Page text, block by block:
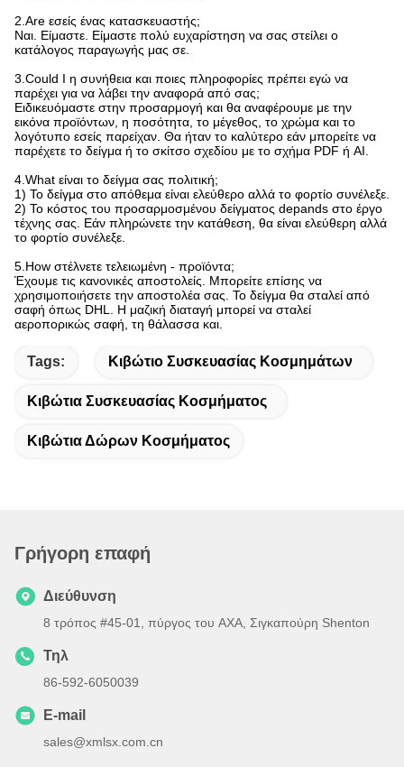
2.Are εσείς ένας κατασκευαστής;
Ναι. Είμαστε. Είμαστε πολύ ευχαρίστηση να σας στείλει ο
κατάλογος παραγωγής μας σε.
3.Could Ι η συνήθεια και ποιες πληροφορίες πρέπει εγώ να
παρέχει για να λάβει την αναφορά από σας;
Ειδικευόμαστε στην προσαρμογή και θα αναφέρουμε με την
εικόνα προϊόντων, η ποσότητα, το μέγεθος, το χρώμα και το
λογότυπο εσείς παρείχαν. Θα ήταν το καλύτερο εάν μπορείτε να
παρέχετε το δείγμα ή το σκίτσο σχεδίου με το σχήμα PDF ή AI.
4.What είναι το δείγμα σας πολιτική;
1) Το δείγμα στο απόθεμα είναι ελεύθερο αλλά το φορτίο συνέλεξε.
2) Το κόστος του προσαρμοσμένου δείγματος depands στο έργο
τέχνης σας. Εάν πληρώνετε την κατάθεση, θα είναι ελεύθερη αλλά
το φορτίο συνέλεξε.
5.How στέλνετε τελειωμένη - προϊόντα;
Έχουμε τις κανονικές αποστολείς. Μπορείτε επίσης να
χρησιμοποιήσετε την αποστολέα σας. Το δείγμα θα σταλεί από
σαφή όπως DHL. Η μαζική διαταγή μπορεί να σταλεί
αεροπορικώς σαφή, τη θάλασσα και.
Tags: Κιβώτιο Συσκευασίας Κοσμημάτων
Κιβώτια Συσκευασίας Κοσμήματος
Κιβώτια Δώρων Κοσμήματος
Γρήγορη επαφή
Διεύθυνση
8 τρόπος #45-01, πύργος του AXA, Σιγκαπούρη Shenton
Τηλ
86-592-6050039
E-mail
sales@xmlsx.com.cn